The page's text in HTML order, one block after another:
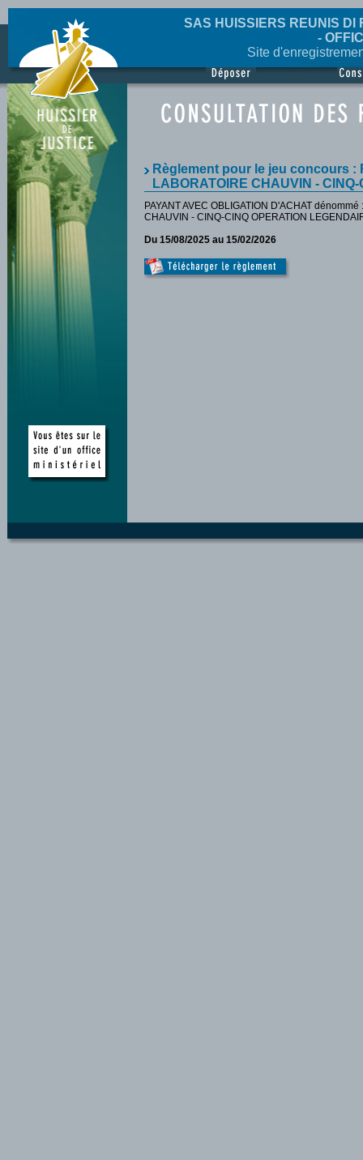
SAS HUISSIERS REUNIS DI
-
Site
Règlement pour le jeu concours :
LABORATOIRE CHAUVIN -
PAYANT AVEC OBLIGATION D'ACHAT
CHAUVIN - CINQ-CINQ OPERATION
Du 15/08/2025 au 15/02/2026